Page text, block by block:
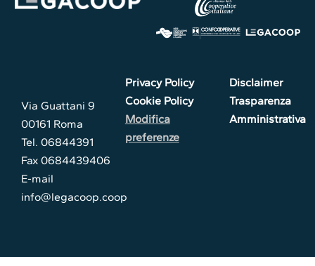
Via Guattani 9
00161 Roma
Tel. 06844391
Fax 0684439406
E-mail
info@legacoop.coop
Privacy Policy
Cookie Policy
Modifica
preferenze
Disclaimer
Trasparenza
Amministrativa